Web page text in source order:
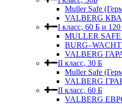
Muller Safe
VALBERG
I класс, 60 Б и
MULLER SAFE
VALBERG
II класс, 30 Б
Muller Safe
VALBERG
II класс, 60 Б
VALBERG